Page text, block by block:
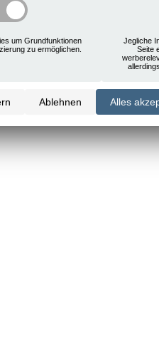
um Grundfunktionen
zu ermöglichen.
Jegliche
Seite
Ablehnen Alles